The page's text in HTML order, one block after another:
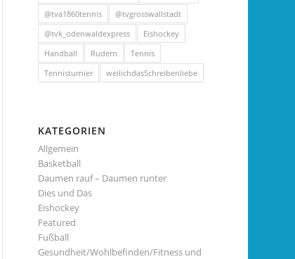
@tva1860tennis
@tvgrosswallstadt
@tvk_odenwaldexpress
Eishockey
Handball
Rudern
Tennis
Tennisturnier
weilichdasSchreibenliebe
KATEGORIEN
Allgemein
Basketball
Daumen rauf – Daumen runter
Dies und Das
Eishockey
Featured
Fußball
Gesundheit/Wohlbefinden/Fitness und